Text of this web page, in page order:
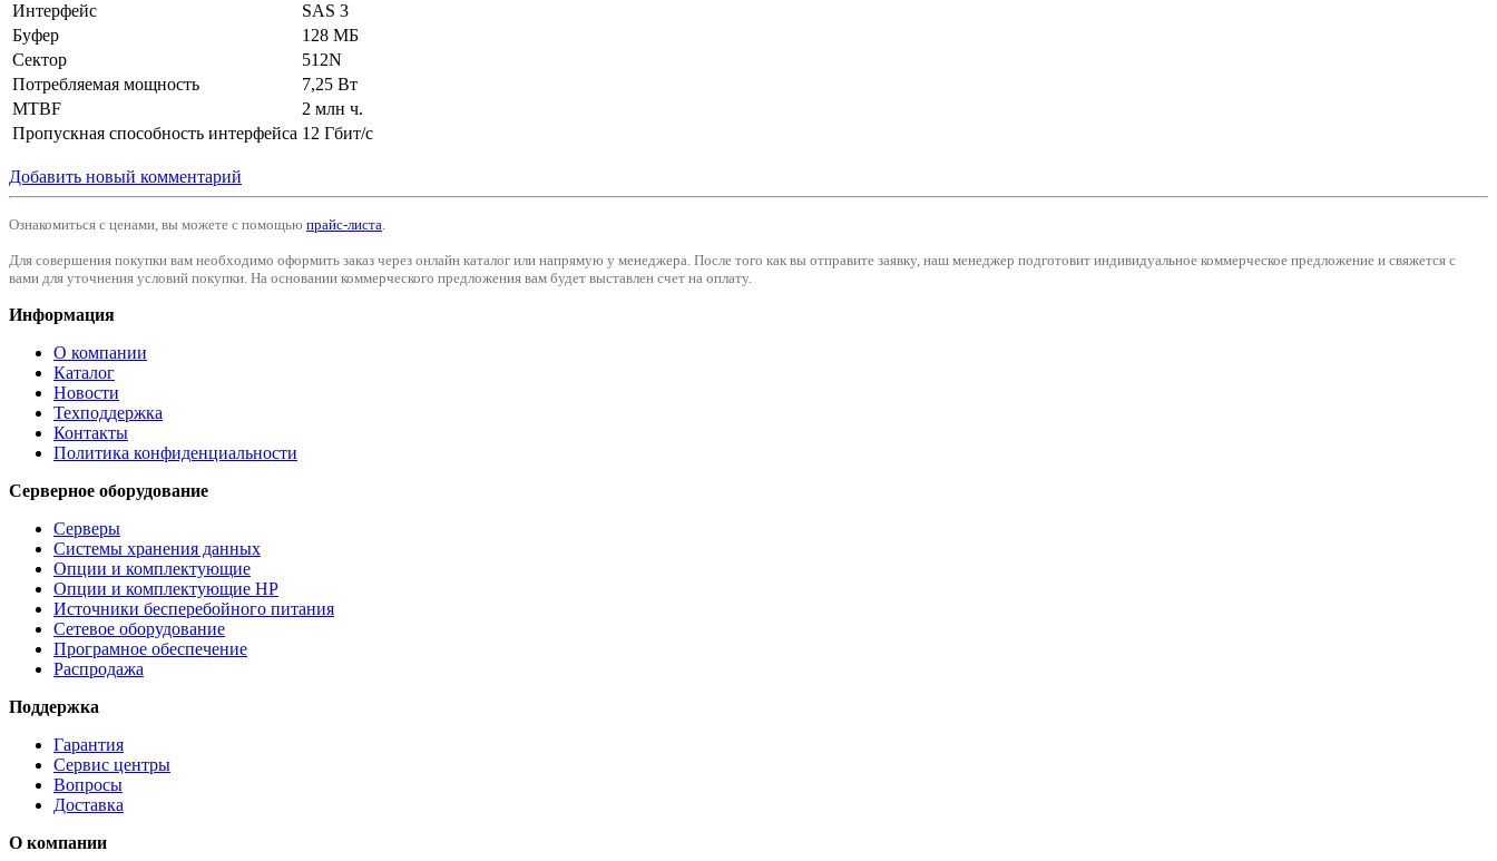
Интерфейс
SAS 3
Буфер
128 МБ
Сектор
512N
Потребляемая мощность
7,25 Вт
MTBF
2 млн ч.
Пропускная способность интерфейса 12 Гбит/с
Добавить новый комментарий
Ознакомиться с ценами, вы можете с помощью прайс-листа.
Для совершения покупки вам необходимо оформить заказ через онлайн каталог или напрямую у менеджера. После того как вы отправите заявку, наш менеджер подготовит индивидуальное коммерческое предложение и свяжется с
вами для уточнения условий покупки. На основании коммерческого предложения вам будет выставлен счет на оплату.
Информация
О компании
Каталог
Новости
Техподдержка
Контакты
Политика конфиденциальности
Серверное оборудование
Серверы
Системы хранения данных
Опции и комплектующие
Опции и комплектующие HP
Источники бесперебойного питания
Сетевое оборудование
Програмное обеспечение
Распродажа
Поддержка
Гарантия
Сервис центры
Вопросы
Доставка
О компании